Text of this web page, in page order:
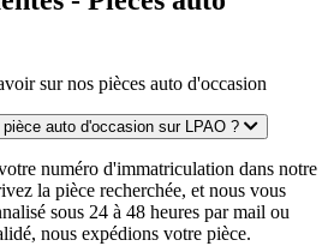
sur nos pièces auto d'occasion
auto d'occasion sur LPAO ?
numéro d'immatriculation dans notre
la pièce recherchée, et nous vous
sous 24 à 48 heures par mail ou
nous expédions votre pièce.